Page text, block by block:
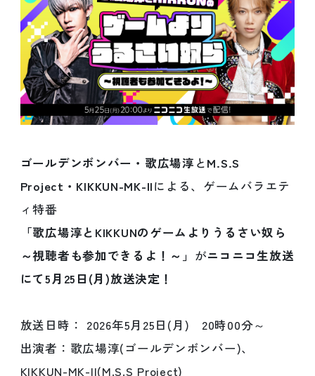
ゴールデンボンバー・歌広場淳 とM.S.S
Project・KIKKUN-MK-IIによる、ゲームバラエテ
ィ特番
「歌広場淳とKIKKUNのゲームよりうるさい奴ら
～視聴者も参加できるよ！～」 がニコニコ生放送
にて5月25日(月)放送決定！
放送日時： 2026年5月25日(月) 20時00分～
出演者：歌広場淳(ゴールデンボンバー)、
KIKKUN-MK-II(M.S.S Project)